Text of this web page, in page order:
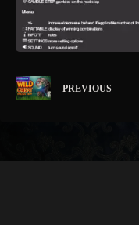
PREVIOUS